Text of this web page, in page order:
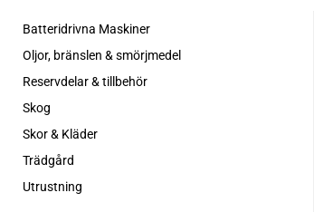
Batteridrivna Maskiner
Oljor, bränslen & smörjmedel
Reservdelar & tillbehör
Skog
Skor & Kläder
Trädgård
Utrustning